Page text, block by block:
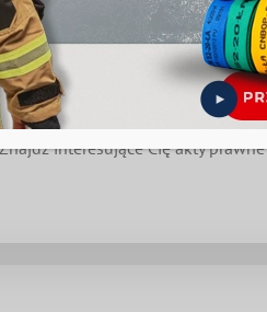
interesujące Cię akty prawne